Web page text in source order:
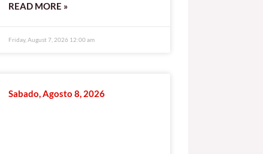
READ MORE »
Friday, August 7, 2026 12:00 am
Sabado, Agosto 8, 2026